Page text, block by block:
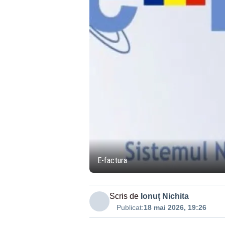
E-factura
Scris de Ionuț Nichita
Publicat:18 mai 2026, 19:26